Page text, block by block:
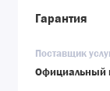
Гарантия
Поставщик
Официальный